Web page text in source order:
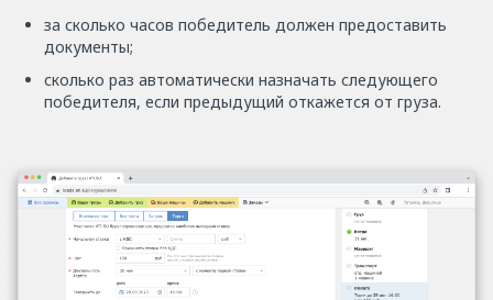
за сколько часов победитель должен предоставить
документы;
сколько раз автоматически назначать следующего
победителя, если предыдущий откажется от груза.